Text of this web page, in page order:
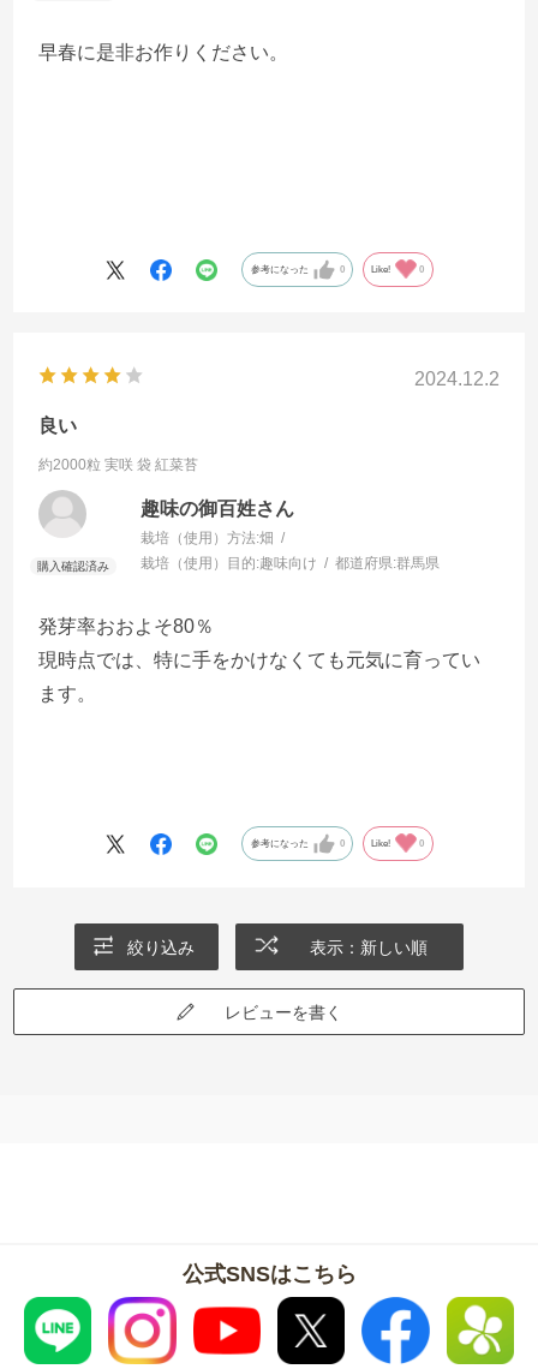
早春に是非お作りください。
参考になった 0 Like! 0
2024.12.2
良い
約2000粒 実咲 袋 紅菜苔
趣味の御百姓さん
栽培（使用）方法:畑
栽培（使用）目的:趣味向け 都道府県:群馬県
発芽率おおよそ80％
現時点では、特に手をかけなくても元気に育ってい
ます。
参考になった 0 Like! 0
絞り込み 表示：新しい順
レビューを書く
公式SNSはこちら